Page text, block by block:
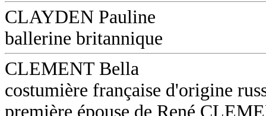
CLAYDEN Pauline
ballerine britannique
CLEMENT Bella
costumière française d'origine
première épouse de René